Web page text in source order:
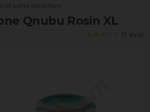
et autres extractions
Qnubu Rosin XL
(1 avis)